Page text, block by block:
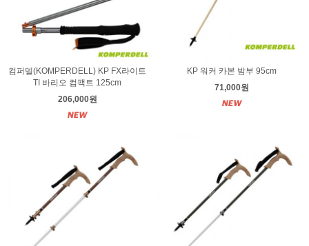
컴퍼델(KOMPERDELL) KP FX라이트
TI 바리오 컴팩트 125cm
206,000원
KP 워커 카본 밤부 95cm
71,000원